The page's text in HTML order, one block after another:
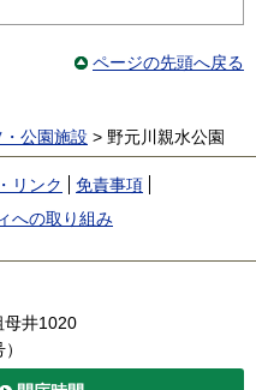
ページの先頭へ戻る
公園施設 > 野元川親水公園
リンク
免責事項
への取り組み
母井1020